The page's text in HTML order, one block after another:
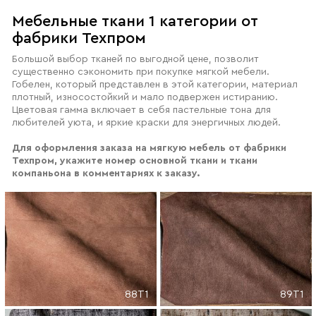
Мебельные ткани 1 категории от
фабрики Техпром
Большой выбор тканей по выгодной цене, позволит
существенно сэкономить при покупке мягкой мебели.
Гобелен, который представлен в этой категории, материал
плотный, износостойкий и мало подвержен истиранию.
Цветовая гамма включает в себя пастельные тона для
любителей уюта, и яркие краски для энергичных людей.
Для оформления заказа на мягкую мебель от фабрики
Техпром, укажите номер основной ткани и ткани
компаньона в комментариях к заказу.
88T1 89T1